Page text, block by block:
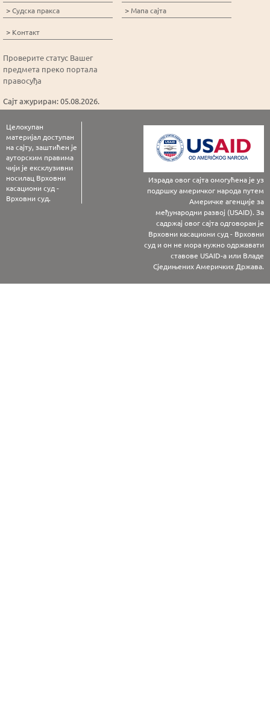
>Судска пракса > Мапа сајта
> Контакт
Проверите статус Вашег
предмета преко портала
правосуђа
Сајт ажуриран: 05.08.2026.
Целокупан
материјал доступан
на сајту, заштићен је
ауторским правима
чији је ексклузивни
носилац Врховни
касациони суд -
Врховни суд.
Израда овог сајта омогућена је уз
подршку америчког народа путем
Америчке агенције за
међународни развој (USAID). За
садржај овог сајта одговоран је
Врховни касациони суд - Врховни
суд и он не мора нужно одржавати
ставове USAID-а или Владе
Сједињених Америчких Држава.